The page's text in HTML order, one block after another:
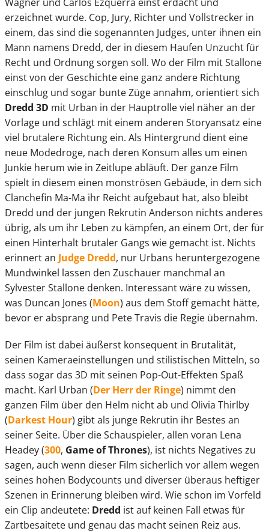
Wagner und Carlos Ezquerra einst erdacht und
erzeichnet wurde. Cop, Jury, Richter und Vollstrecker in
einem, das sind die sogenannten Judges, unter ihnen ein
Mann namens Dredd, der in diesem Haufen Unzucht für
Recht und Ordnung sorgen soll. Wo der Film mit Stallone
einst von der Geschichte eine ganz andere Richtung
einschlug und sogar bunte Züge annahm, orientiert sich
Dredd 3D mit Urban in der Hauptrolle viel näher an der
Vorlage und schlägt mit einem anderen Storyansatz eine
viel brutalere Richtung ein. Als Hintergrund dient eine
neue Modedroge, nach deren Konsum alles um einen
Junkie herum wie in Zeitlupe abläuft. Der ganze Film
spielt in diesem einen monströsen Gebäude, in dem sich
Clanchefin Ma-Ma ihr Reicht aufgebaut hat, also bleibt
Dredd und der jungen Rekrutin Anderson nichts anderes
übrig, als um ihr Leben zu kämpfen, an einem Ort, der für
einen Hinterhalt brutaler Gangs wie gemacht ist. Nichts
erinnert an Judge Dredd, nur Urbans heruntergezogene
Mundwinkel lassen den Zuschauer manchmal an
Sylvester Stallone denken. Interessant wäre zu wissen,
was Duncan Jones (Moon) aus dem Stoff gemacht hätte,
bevor er absprang und Pete Travis die Regie übernahm.
Der Film ist dabei äußerst konsequent in Brutalität,
seinen Kameraeinstellungen und stilistischen Mitteln, so
dass sogar das 3D mit seinen Pop-Out-Effekten Spaß
macht. Karl Urban (Der Herr der Ringe) nimmt den
ganzen Film über den Helm nicht ab und Olivia Thirlby
(Darkest Hour) gibt als junge Rekrutin ihr Bestes an
seiner Seite. Über die Schauspieler, allen voran Lena
Headey (300, Game of Thrones), ist nichts Negatives zu
sagen, auch wenn dieser Film sicherlich vor allem wegen
seines hohen Bodycounts und diverser überaus heftiger
Szenen in Erinnerung bleiben wird. Wie schon im Vorfeld
ein Clip andeutete: Dredd ist auf keinen Fall etwas für
Zartbesaitete und genau das macht seinen Reiz aus.